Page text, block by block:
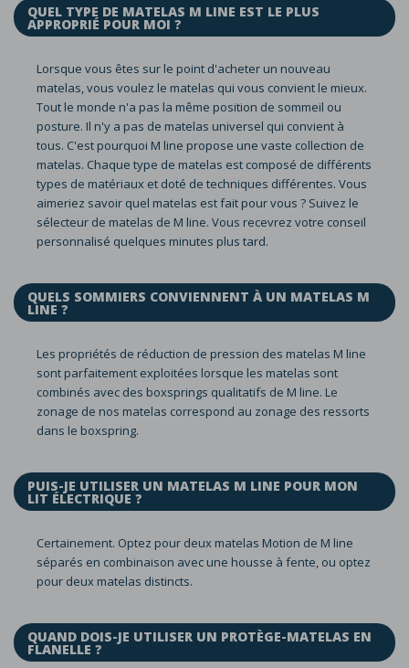
QUEL TYPE DE MATELAS M LINE EST LE PLUS
APPROPRIÉ POUR MOI ?
Lorsque vous êtes sur le point d'acheter un nouveau
matelas, vous voulez le matelas qui vous convient le mieux.
Tout le monde n'a pas la même position de sommeil ou
posture. Il n'y a pas de matelas universel qui convient à
tous. C'est pourquoi M line propose une vaste collection de
matelas. Chaque type de matelas est composé de différents
types de matériaux et doté de techniques différentes. Vous
aimeriez savoir quel matelas est fait pour vous ? Suivez le
sélecteur de matelas de M line. Vous recevrez votre conseil
personnalisé quelques minutes plus tard.
QUELS SOMMIERS CONVIENNENT À UN MATELAS M
LINE ?
Les propriétés de réduction de pression des matelas M line
sont parfaitement exploitées lorsque les matelas sont
combinés avec des boxsprings qualitatifs de M line. Le
zonage de nos matelas correspond au zonage des ressorts
dans le boxspring.
PUIS-JE UTILISER UN MATELAS M LINE POUR MON
LIT ÉLECTRIQUE ?
Certainement. Optez pour deux matelas Motion de M line
séparés en combinaison avec une housse à fente, ou optez
pour deux matelas distincts.
QUAND DOIS-JE UTILISER UN PROTÈGE-MATELAS EN
FLANELLE ?